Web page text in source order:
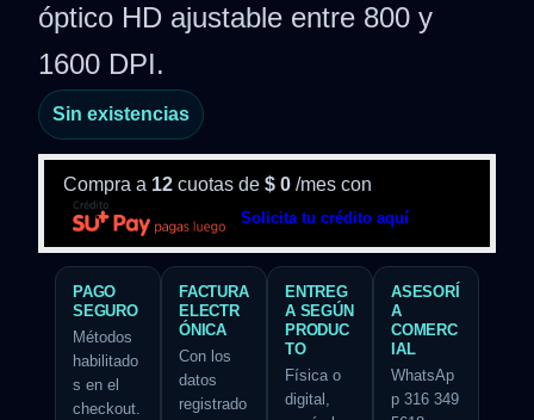
óptico HD ajustable entre 800 y
1600 DPI.
Sin existencias
Compra a 12 cuotas de $ 0 /mes con
Solicita tu crédito aquí
PAGO
SEGURO
Métodos
habilitado
s en el
checkout.
FACTURA
ELECTR
ÓNICA
Con los
datos
registrado
ENTREG
A SEGÚN
PRODUC
TO
Física o
digital,
ASESORÍ
A
COMERC
IAL
WhatsAp
p 316 349